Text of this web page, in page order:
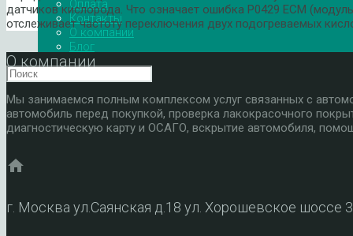
Оплата
Контакты
О компании
Блог
датчиков кислорода. Что означает ошибка P0429 ECM
отслеживает частоту переключения двух подогреваемых
О компании
Мы занимаемся полным комплексом услуг связанных с
автомобиль перед покупкой, проверка лакокрасочного
диагностическую карту и ОСАГО, вскрытие автомобиля,
home
г. Москва ул.Саянская д.18 ул. Хорошевское шоссе